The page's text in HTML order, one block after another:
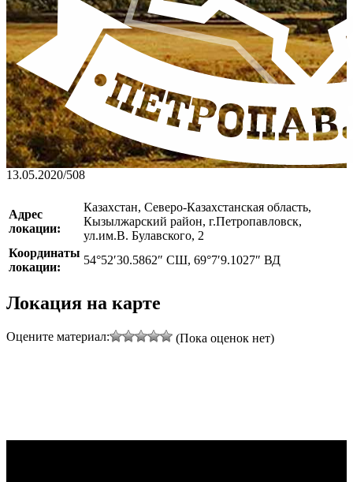
13.05.2020/508
Адрес
локации:
Казахстан, Северо-Казахстанская область,
Кызылжарский район, г.Петропавловск,
ул.им.В. Булавского, 2
Координаты
локации:
54°52′30.5862″ СШ, 69°7′9.1027″ ВД
Локация на карте
Оцените материал: (Пока оценок нет)